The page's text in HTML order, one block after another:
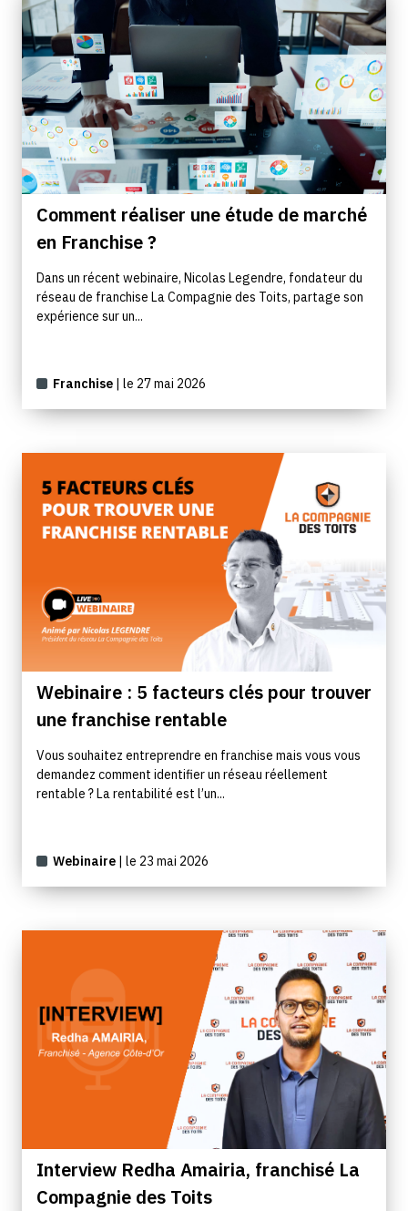
Comment réaliser une étude de marché
en Franchise ?
Dans un récent webinaire, Nicolas Legendre, fondateur du
réseau de franchise La Compagnie des Toits, partage son
expérience sur un...
Franchise | le 27 mai 2026
Webinaire : 5 facteurs clés pour trouver
une franchise rentable
Vous souhaitez entreprendre en franchise mais vous vous
demandez comment identifier un réseau réellement
rentable ? La rentabilité est l’un...
Webinaire | le 23 mai 2026
Interview Redha Amairia, franchisé La
Compagnie des Toits